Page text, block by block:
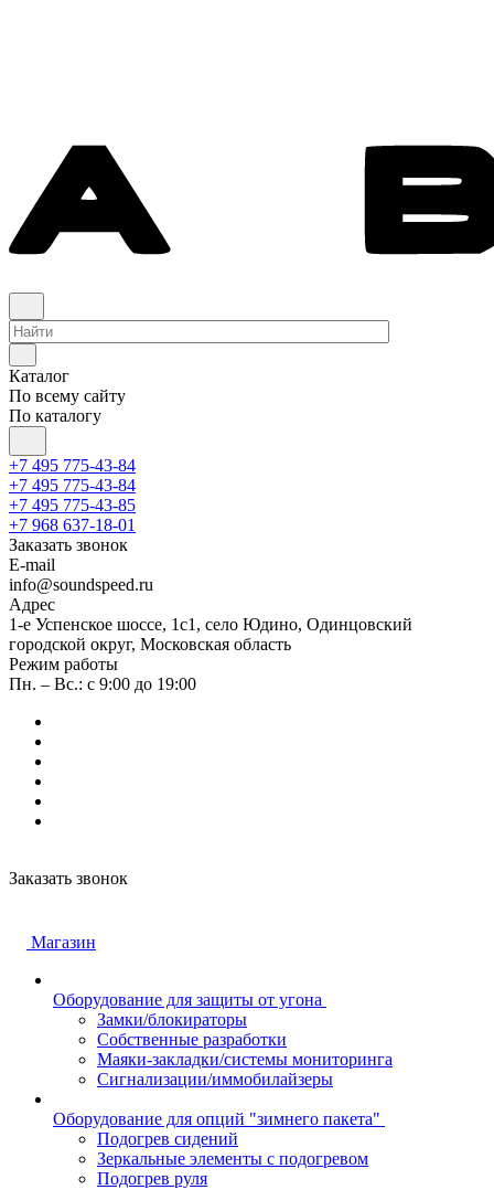
Каталог
По всему сайту
По каталогу
+7 495 775-43-84
+7 495 775-43-84
+7 495 775-43-85
+7 968 637-18-01
Заказать звонок
E-mail
info@soundspeed.ru
Адрес
1-е Успенское шоссе, 1с1, село Юдино, Одинцовский
городской округ, Московская область
Режим работы
Пн. – Вс.: с 9:00 до 19:00
Заказать звонок
Магазин
Оборудование для защиты от угона
Замки/блокираторы
Собственные разработки
Маяки-закладки/системы мониторинга
Сигнализации/иммобилайзеры
Оборудование для опций "зимнего пакета"
Подогрев сидений
Зеркальные элементы с подогревом
Подогрев руля